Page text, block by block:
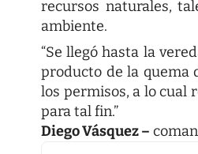
recursos naturales,
ambiente.
“Se llegó hasta la
producto de la quema
los permisos, a lo cual
para tal fin.”
Diego Vásquez –